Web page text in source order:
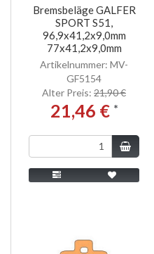
Bremsbeläge GALFER
SPORT S51,
96,9x41,2x9,0mm
77x41,2x9,0mm
Artikelnummer: MV-
GF5154
Alter Preis: 21,90 €
21,46 € *